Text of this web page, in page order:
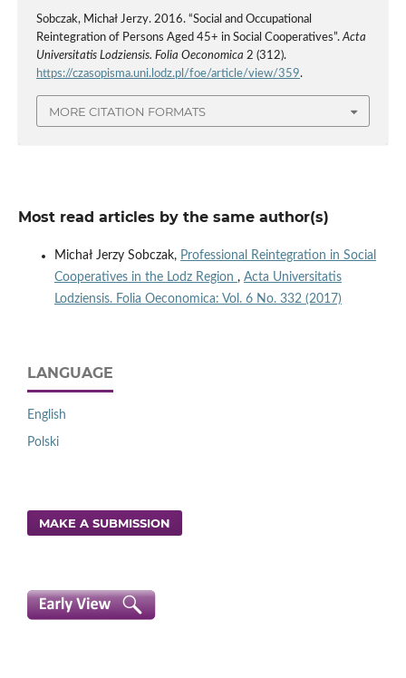
Sobczak, Michał Jerzy. 2016. “Social and Occupational
Reintegration of Persons Aged 45+ in Social Cooperatives”.Acta
Universitatis Lodziensis. Folia Oeconomica 2 (312).
https://czasopisma.uni.lodz.pl/foe/article/view/359.
MORE CITATION FORMATS
Most read articles by the same author(s)
Michał Jerzy Sobczak, Professional Reintegration in Social
Cooperatives in the Lodz Region , Acta Universitatis
Lodziensis. Folia Oeconomica: Vol. 6 No. 332 (2017)
LANGUAGE
English
Polski
MAKE A SUBMISSION